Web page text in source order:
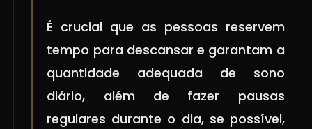
É crucial que as pessoas reservem
tempo para descansar e garantam a
quantidade adequada de sono
diário, além de fazer pausas
regulares durante o dia, se possível,